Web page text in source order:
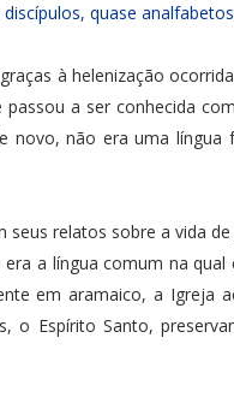
quase
à helenização
a ser conhecida
não era uma língua
relatos sobre a vida
a língua comum na
em aramaico, a Igreja
o Espírito Santo,